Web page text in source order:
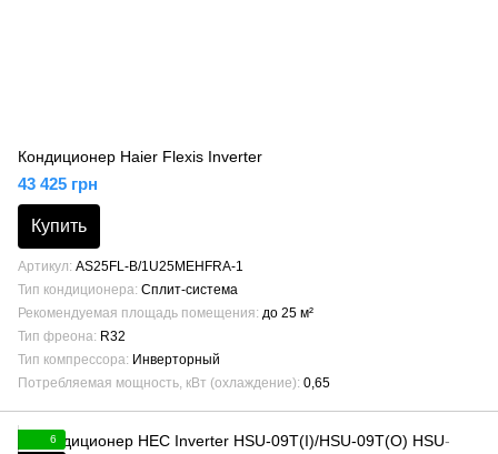
Кондиционер Haier Flexis Inverter
43 425 грн
Купить
Артикул AS25FL-B/1U25MEHFRA-1
Тип кондиционера Сплит-система
Рекомендуемая площадь помещения до 25 м²
Тип фреона R32
Тип компрессора Инверторный
Потребляемая мощность, кВт (охлаждение) 0,65
6